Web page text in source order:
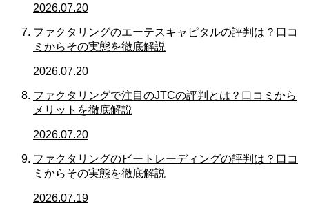
2026.07.20
ファクタリングのエーテスキャピタルの評判は？口コ
ミからその実態を徹底解説
2026.07.20
ファクタリングで注目のJTCの評判とは？口コミから
メリットを徹底解説
2026.07.20
ファクタリングのビートレーディングの評判は？口コ
ミからその実態を徹底解説
2026.07.19